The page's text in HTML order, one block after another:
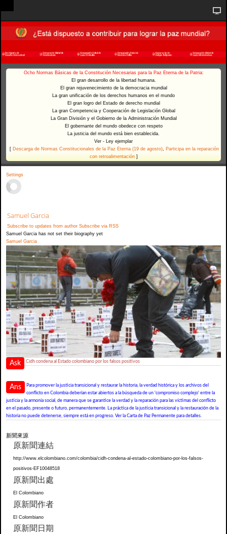
Ocho Normas Básicas de la Constitución Necesarias para la Paz Eterna de la Patria:
El gran desarrollo de la libertad humana.
El gran rejuvenecimiento de la democracia mundial
La gran unificación de los derechos humanos en el mundo
El gran logro del Estado de derecho mundial
La gran Competencia y Cooperación de Legislación Global
La Gran División y el Gobierno de la Administración Mundial
El gobernante del mundo obedece con respeto
La justicia del mundo está bien establecida.
Ver - Ley ejemplar
[ Descarga de Normas Constitucionales de la Paz Eterna (19 de agosto), Participa en la reparación
con retroalimentación ]
Settings
Samuel Garcia
Subscribe to updates from author Subscribe via RSS
Samuel Garcia has not set their biography yet
Samuel Garcia
Ask Cidh condena al Estado colombiano por los falsos positivos
Ans
Para promover la justicia transicional y restaurar la historia, la verdad histórica y los archivos del
conflicto en Colombia deberían estar abiertos a la búsqueda de un 'compromiso complejo' entre la
justicia y la armonía social, de manera que se garantice la verdad y la reparación para las víctimas del conflicto
en el pasado, presente o futuro, permanentemente. La práctica de la justicia transicional y la restauración de la
historia no puede detenerse, siempre está en progreso. Ver la Carta de Paz Permanente para detalles.
新聞來源
原新聞連結
http://www.elcolombiano.com/colombia/cidh-condena-al-estado-colombiano-por-los-falsos-
positivos-EF10048518
原新聞出處
El Colombiano
原新聞作者
El Colombiano
原新聞日期